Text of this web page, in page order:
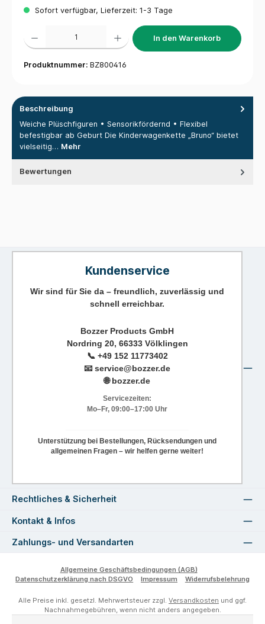
Sofort verfügbar, Lieferzeit: 1-3 Tage
Produkt Anzahl: Gib den gewünschten Wert ein oder benutze die Schaltflächen um die
In den Warenkorb
Produktnummer: BZ800416
Beschreibung
Weiche Plüschfiguren • Sensorikfördernd • Flexibel
befestigbar ab Geburt Die Kinderwagenkette „Bruno“ bietet
vielseitig… Mehr
Bewertungen
Kundenservice
Wir sind für Sie da – freundlich, zuverlässig und
schnell erreichbar.
Bozzer Products GmbH
Nordring 20, 66333 Völklingen
📞 +49 152 11773402
📧service@bozzer.de
🌐 bozzer.de
Servicezeiten:
Mo–Fr, 09:00–17:00 Uhr
Unterstützung bei Bestellungen, Rücksendungen und
allgemeinen Fragen – wir helfen gerne weiter!
Rechtliches & Sicherheit
Kontakt & Infos
Zahlungs- und Versandarten
Allgemeine Geschäftsbedingungen (AGB)
Datenschutzerklärung nach DSGVO
Impressum Widerrufsbelehrung
Alle Preise inkl. gesetzl. Mehrwertsteuer zzgl. Versandkosten und ggf.
Nachnahmegebühren, wenn nicht anders angegeben.